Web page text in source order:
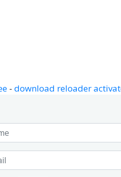
- download reloader